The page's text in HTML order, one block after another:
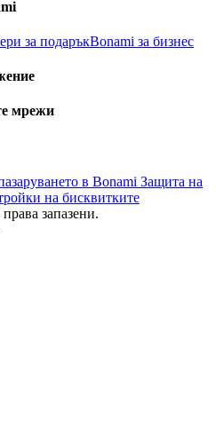
за подаръкBonami за бизнес
мрежи
в Bonami Защита на
на бисквитките
запазени.